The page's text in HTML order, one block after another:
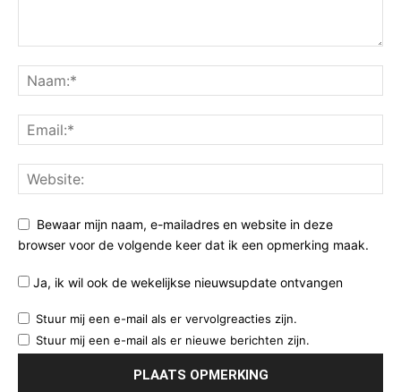
Bewaar mijn naam, e-mailadres en website in deze
browser voor de volgende keer dat ik een opmerking maak.
Ja, ik wil ook de wekelijkse nieuwsupdate ontvangen
Stuur mij een e-mail als er vervolgreacties zijn.
Stuur mij een e-mail als er nieuwe berichten zijn.